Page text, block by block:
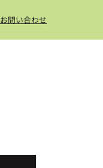
お問い合わせ